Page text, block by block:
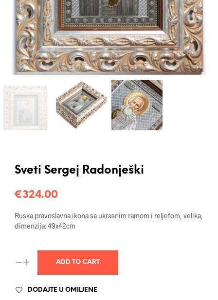
Sveti Sergej Radonješki
€324.00
Ruska pravoslavna ikona sa ukrasnim ramom i reljefom, velika,
dimenzija: 49x42cm
ADD TO CART
DODAJTE U OMILJENE